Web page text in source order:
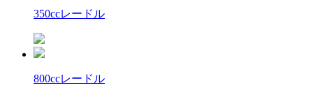
350ccレードル
800ccレードル